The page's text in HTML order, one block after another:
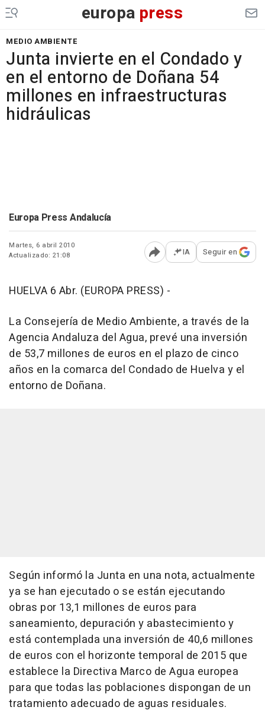
europa press
MEDIO AMBIENTE
Junta invierte en el Condado y
en el entorno de Doñana 54
millones en infraestructuras
hidráulicas
Europa Press Andalucía
Martes, 6 abril 2010
Actualizado: 21:08
Abrir opciones para
IA Seguir en
HUELVA 6 Abr. (EUROPA PRESS) -
La Consejería de Medio Ambiente, a través de la
Agencia Andaluza del Agua, prevé una inversión
de 53,7 millones de euros en el plazo de cinco
años en la comarca del Condado de Huelva y el
entorno de Doñana.
Según informó la Junta en una nota, actualmente
ya se han ejecutado o se están ejecutando
obras por 13,1 millones de euros para
saneamiento, depuración y abastecimiento y
está contemplada una inversión de 40,6 millones
de euros con el horizonte temporal de 2015 que
establece la Directiva Marco de Agua europea
para que todas las poblaciones dispongan de un
tratamiento adecuado de aguas residuales.